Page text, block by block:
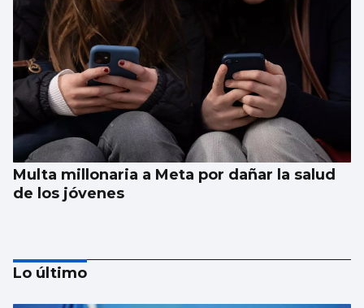
Multa millonaria a Meta por dañar la salud
de los jóvenes
Lo último